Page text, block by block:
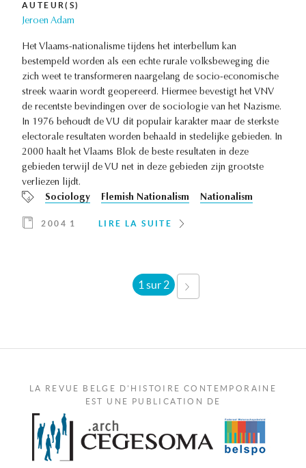
AUTEUR(S)
Jeroen Adam
Het Vlaams-nationalisme tijdens het interbellum kan
bestempeld worden als een echte rurale volksbeweging die
zich weet te transformeren naargelang de socio-economische
streek waarin wordt geopereerd. Hiermee bevestigt het VNV
de recentste bevindingen over de sociologie van het Nazisme.
In 1976 behoudt de VU dit populair karakter maar de sterkste
electorale resultaten worden behaald in stedelijke gebieden. In
2000 haalt het Vlaams Blok de beste resultaten in deze
gebieden terwijl de VU net in deze gebieden zijn grootste
verliezen lijdt.
Sociology
Flemish Nationalism Nationalism
2004 1 LIRE LA SUITE
1 sur 2
LA REVUE BELGE D'HISTOIRE CONTEMPORAINE
EST UNE PUBLICATION DE